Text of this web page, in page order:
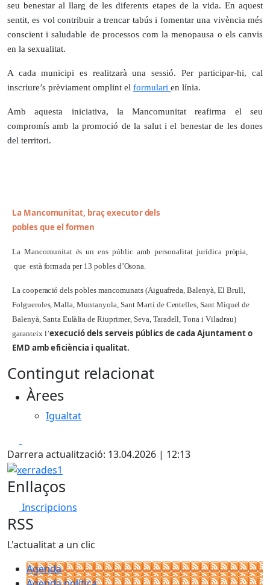
seu benestar al llarg de les diferents etapes de la vida. En aquest
sentit, es vol contribuir a trencar tabús i fomentar una vivència més
conscient i saludable de processos com la menopausa o els canvis
en la sexualitat.
A cada municipi es realitzarà una sessió. Per participar-hi, cal
inscriure’s prèviament omplint el formulari en línia.
Amb aquesta iniciativa, la Mancomunitat reafirma el seu
compromís amb la promoció de la salut i el benestar de les dones
del territori.
La Mancomunitat, braçexecutordels
pobles queel formen
La Mancomunitat ésunenspúblic amb personalitat jurídica pròpia,
que està formada per 13pobles d’Osona.
Lacooperaciódelspobles mancomunats (Aiguafreda,Balenyà, ElBrull,
Folgueroles, Malla, Muntanyola, Sant Martí de Centelles, Sant Miquelde
Balenyà, Santa EulàliadeRiuprimer,Seva, Taradell, Tona iViladrau)
garanteix l’execuciódels serveis públicsdecadaAjuntament o
EMD ambeficiència iqualitat.
Contingut relacionat
Àrees
Igualtat
Darrera actualització: 13.04.2026 | 12:13
xerrades1
Enllaços
Inscripcions
RSS
L'actualitat a un clic
Agenda